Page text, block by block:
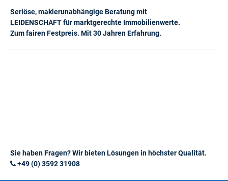
Seriöse, maklerunabhängige Beratung mit
LEIDENSCHAFT für marktgerechte Immobilienwerte.
Zum fairen Festpreis. Mit 30 Jahren Erfahrung.
Sie haben Fragen? Wir bieten Lösungen in höchster Qualität.
+49 (0) 3592 31908